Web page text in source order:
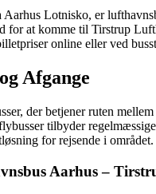
Lotnisko, er
for at komme til Tirstrup
online eller ved
Afgange
der betjener ruten
tilbyder
for rejsende i området.
Aarhus –